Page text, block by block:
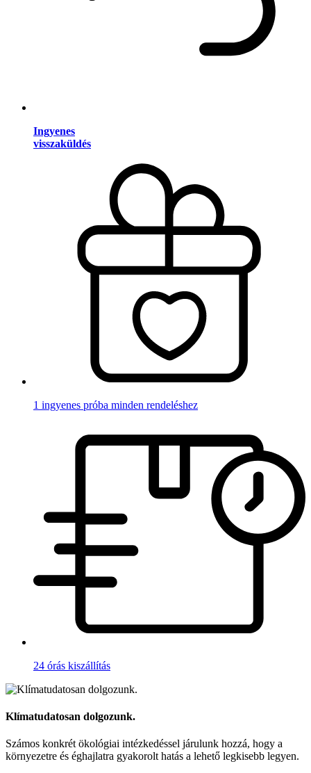
Ingyenes
visszaküldés
1 ingyenes próba minden rendeléshez
24 órás kiszállítás
Klímatudatosan dolgozunk.
Számos konkrét ökológiai intézkedéssel járulunk hozzá, hogy a
környezetre és éghajlatra gyakorolt hatás a lehető legkisebb legyen.